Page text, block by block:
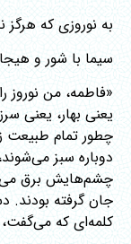
به نوروزی که
سیما با شور و
«فاطمه، من نوروز
یعنی بهار، یعنی
چطور تمام
دوباره سبز
چشم‌هایش برق
جان گرفته بودند.
کلمه‌ای که می‌گفت،